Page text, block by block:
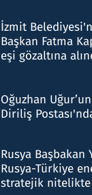
İzmit
Başkan Fatma
eşi gözaltına
Oğuzhan
Diriliş
Rusya Başbakan
Rusya-Türkiye
stratejik